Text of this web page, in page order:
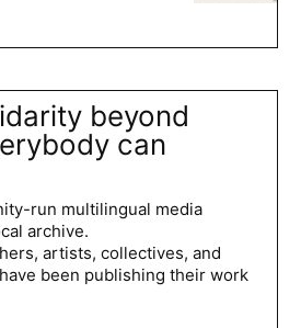
beyond
can
run multilingual media
archive.
artists, collectives, and
been publishing their work